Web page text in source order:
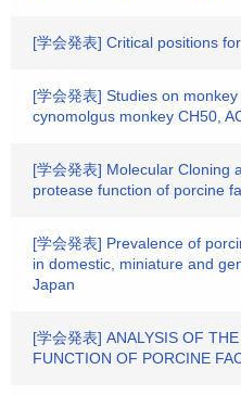
[学会発表] Critical positions
[学会発表] Studies on
cynomolgus monkey CH50,
[学会発表] Molecular Cloning
protease function of porcine
[学会発表] Prevalence of
in domestic, miniature and
Japan
[学会発表] ANALYSIS OF
FUNCTION OF PORCINE